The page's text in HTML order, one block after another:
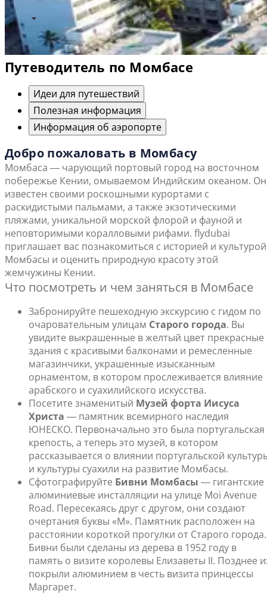
Путеводитель по Момбасе
Идеи для путешествий
Полезная информация
Информация об аэропорте
Добро пожаловать в Момбасу
Момбаса ― чарующий портовый город на восточном
побережье Кении, омываемом Индийским океаном. Он
известен своими роскошными курортами с
раскидистыми пальмами, а также экзотическими
пляжами, уникальной морской флорой и фауной и
неповторимыми коралловыми рифами. flydubai
приглашает вас познакомиться с историей и культурой
Момбасы и оценить природную красоту этой
жемчужины Кении.
Что посмотреть и чем заняться в Момбасе
Забронируйте пешеходную экскурсию с гидом по
очаровательным улицам Старого города. Вы
увидите выкрашенные в желтый цвет прекрасные
здания с красивыми балконами и ремесленные
магазинчики, украшенные изысканным
орнаментом, в котором прослеживается влияние
арабского и суахилийского искусства.
Посетите знаменитый Музей форта Иисуса
Христа ― памятник всемирного наследия
ЮНЕСКО. Первоначально это была португальская
крепость, а теперь это музей, в котором
рассказывается о влиянии португальской
и культуры суахили на развитие Момбасы.
Сфотографируйте Бивни Момбасы ― гигантские
алюминиевые инсталляции на улице Moi Avenue
Road. Пересекаясь друг с другом, они создают
очертания буквы «М». Памятник расположен на
расстоянии короткой прогулки от Старого города.
Бивни были сделаны из дерева в 1952 году в
память о визите королевы Елизаветы II. Позднее
покрыли алюминием в честь визита принцессы
Маргарет.